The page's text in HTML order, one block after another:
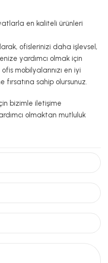
en kaliteli ürünleri
ofislerinizi daha işlevsel,
yardımcı olmak için
mobilyalarınızı en iyi
sahip olursunuz.
bizimle iletişime
olmaktan mutluluk